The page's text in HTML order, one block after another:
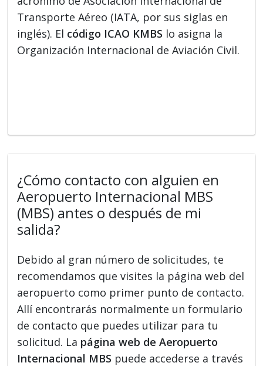
Transporte Aéreo (IATA, por sus siglas en
inglés). El código ICAO KMBS lo asigna la
Organización Internacional de Aviación Civil.
¿Cómo contacto con alguien en
Aeropuerto Internacional MBS
(MBS) antes o después de mi
salida?
Debido al gran número de solicitudes, te
recomendamos que visites la página web del
aeropuerto como primer punto de contacto.
Allí encontrarás normalmente un formulario
de contacto que puedes utilizar para tu
solicitud. La página web de Aeropuerto
Internacional MBS puede accederse a través